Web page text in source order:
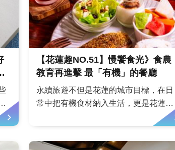
【花蓮趣NO.51】慢饗食光》食農
教育再進擊 最「有機」的餐廳
永續旅遊不但是花蓮的城市目標，在日
常中把有機食材納入生活，更是花蓮不
斷在做的事情，因此有越來越多使用有
機食材的餐廳，在花蓮，等著旅人們大
駕光臨。文．圖／Yoti薛（薛永廷）連